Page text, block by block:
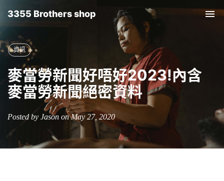
3355 Brothers shop
資訊
麥當勞新聞好唔好2023!內含
麥當勞新聞絕密資料
Posted by Jason on May 27, 2020